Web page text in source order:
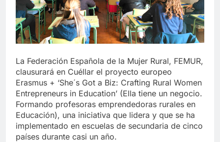
La Federación Española de la Mujer Rural, FEMUR,
clausurará en Cuéllar el proyecto europeo
Erasmus + ‘She´s Got a Biz: Crafting Rural Women
Entrepreneurs in Education’ (Ella tiene un negocio.
Formando profesoras emprendedoras rurales en
Educación), una iniciativa que lidera y que se ha
implementado en escuelas de secundaria de cinco
países durante casi un año.